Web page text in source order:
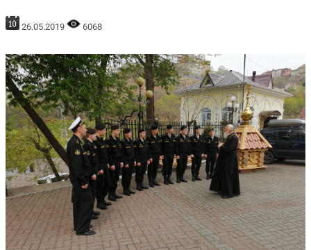
26.05.2019 6068